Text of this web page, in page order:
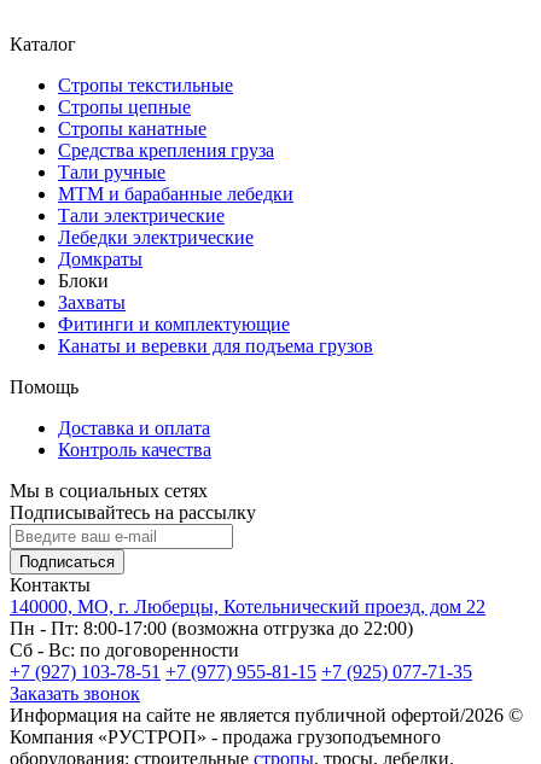
Каталог
Стропы текстильные
Стропы цепные
Стропы канатные
Средства крепления груза
Тали ручные
МТМ и барабанные лебедки
Тали электрические
Лебедки электрические
Домкраты
Блоки
Захваты
Фитинги и комплектующие
Канаты и веревки для подъема грузов
Помощь
Доставка и оплата
Контроль качества
Мы в социальных сетях
Подписывайтесь на рассылку
Подписаться
Контакты
140000, МО, г. Люберцы, Котельнический проезд, дом 22
Пн - Пт: 8:00-17:00 (возможна отгрузка до 22:00)
Сб - Вс: по договоренности
+7 (927) 103-78-51 +7 (977) 955-81-15 +7 (925) 077-71-35
Заказать звонок
Информация на сайте не является публичной офертой/2026 ©
Компания «РУСТРОП» - продажа грузоподъемного
оборудования: строительные стропы, тросы, лебедки.